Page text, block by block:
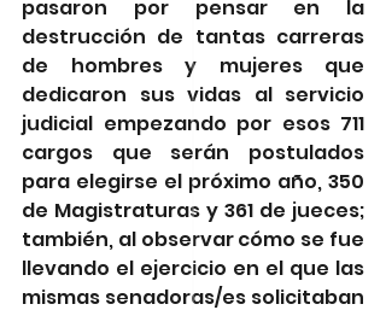
pasaron por pensar en la
destrucción de tantas carreras
de hombres y mujeres que
dedicaron sus vidas al servicio
judicial empezando por esos 711
cargos que serán postulados
para elegirse el próximo año, 350
de Magistraturas y 361 de jueces;
también, al observar cómo se fue
llevando el ejercicio en el que las
mismas senadoras/es solicitaban